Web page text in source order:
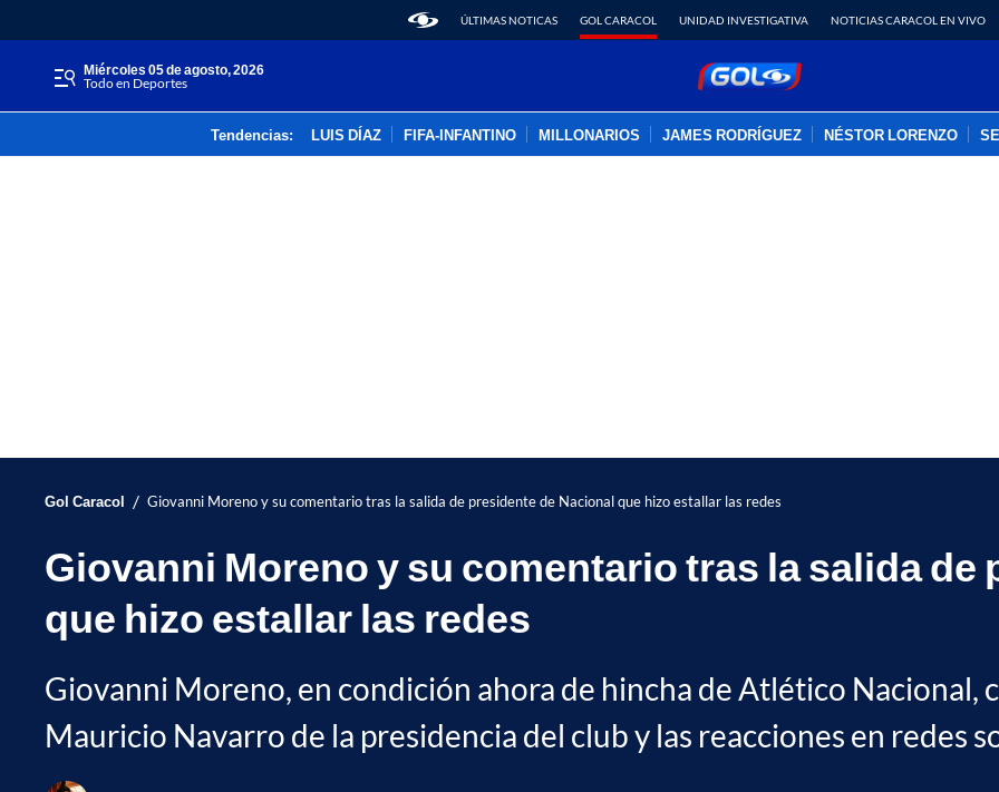
ÚLTIMAS NOTICAS GOL CARACOL UNIDAD INVESTIGATIVA NOTICIAS CARACOL EN VIVO
miércoles 05 de agosto, 2026
Todo en Deportes
Tendencias: LUIS DÍAZ FIFA-INFANTINO MILLONARIOS JAMES RODRÍGUEZ NÉSTOR LORENZO
Gol Caracol / Giovanni Moreno y su comentario tras la salida de presidente de Nacional que hizo estallar las redes
Giovanni Moreno y su comentario tras la salida de
que hizo estallar las redes
Giovanni Moreno, en condición ahora de hincha de Atlético Nacional,
Mauricio Navarro de la presidencia del club y las reacciones en redes